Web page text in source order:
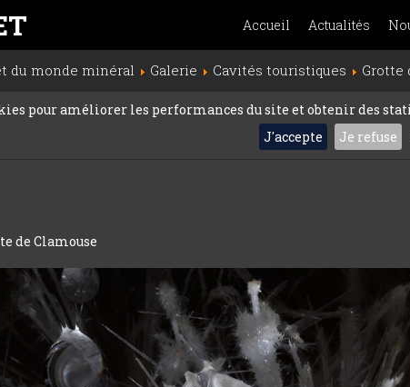
Accueil Actualités
du monde minéral Galerie Cavités touristiques Grotte
pour améliorer les performances du site et obtenir des
J'accepte
Je refuse
de Clamouse